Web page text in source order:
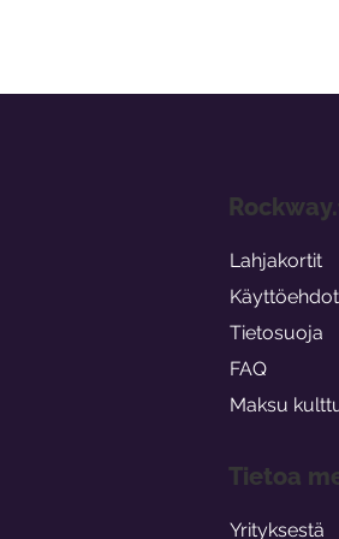
Lahjakortit
Käyttöehdot
Tietosuoja
FAQ
Maksu
Tietoa
Yrityksestä